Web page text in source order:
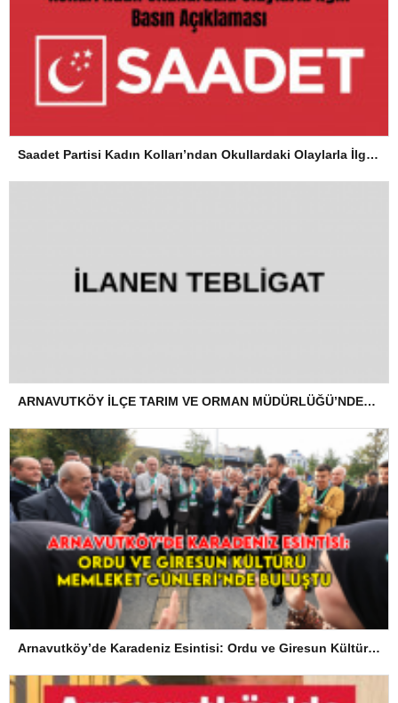
Saadet Partisi Kadın Kolları’ndan Okullardaki Olaylarla İlgili Basın Açıklaması
ARNAVUTKÖY İLÇE TARIM VE ORMAN MÜDÜRLÜĞÜ’NDEN İLANEN TEBLİGAT
Arnavutköy’de Karadeniz Esintisi: Ordu ve Giresun Kültürü Memleket Günleri’nde Buluştu